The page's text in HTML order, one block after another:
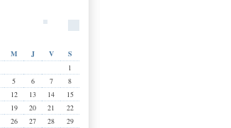
M J V
S
1
5 6 7
8
12 13 14
15
19 20 21
22
26 27 28
29